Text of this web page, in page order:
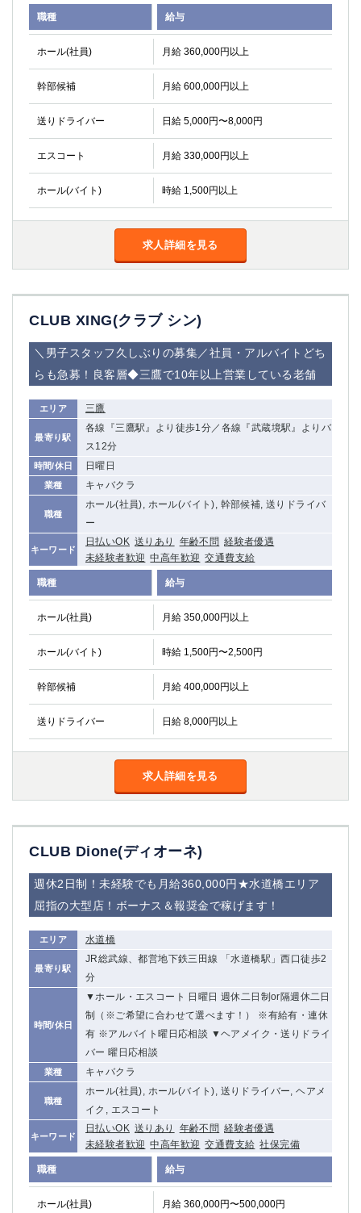
職種 給与
ホール(社員) 月給 360,000円以上
幹部候補 月給 600,000円以上
送りドライバー 日給 5,000円〜8,000円
エスコート 月給 330,000円以上
ホール(バイト) 時給 1,500円以上
求人詳細を見る
CLUB XING(クラブ シン)
＼男子スタッフ久しぶりの募集／社員・アルバイトどち
らも急募！良客層◆三鷹で10年以上営業している老舗
エリア 三鷹
最寄り駅
各線『三鷹駅』より徒歩1分／各線『武蔵境駅』よりバ
ス12分
時間/休日 日曜日
業種 キャバクラ
職種
ホール(社員), ホール(バイト), 幹部候補, 送りドライバ
ー
キーワード
日払いOK 送りあり 年齢不問 経験者優遇
未経験者歓迎 中高年歓迎 交通費支給
職種 給与
ホール(社員) 月給 350,000円以上
ホール(バイト) 時給 1,500円〜2,500円
幹部候補 月給 400,000円以上
送りドライバー 日給 8,000円以上
求人詳細を見る
CLUB Dione(ディオーネ)
週休2日制！未経験でも月給360,000円★水道橋エリア
屈指の大型店！ボーナス＆報奨金で稼げます！
エリア 水道橋
最寄り駅
JR総武線、都営地下鉄三田線 「水道橋駅」西口徒歩2
分
時間/休日
▼ホール・エスコート 日曜日 週休二日制or隔週休二日
制（※ご希望に合わせて選べます！） ※有給有・連休
有 ※アルバイト曜日応相談 ▼ヘアメイク・送りドライ
バー 曜日応相談
業種 キャバクラ
職種
ホール(社員), ホール(バイト), 送りドライバー, ヘアメ
イク, エスコート
キーワード
日払いOK 送りあり 年齢不問 経験者優遇
未経験者歓迎 中高年歓迎 交通費支給 社保完備
職種 給与
ホール(社員) 月給 360,000円〜500,000円